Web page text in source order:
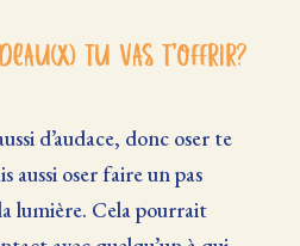
tu vas t’offrir?
d’audace, donc oser te
aussi oser faire un pas
lumière. Cela pourrait